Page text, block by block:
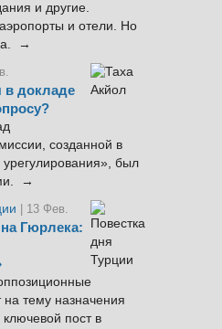
и другие.
и отели. Но
→
в докладе
созданной в
был
→
| 13 Фев.
Гюрлека:
тему назначения
пост в